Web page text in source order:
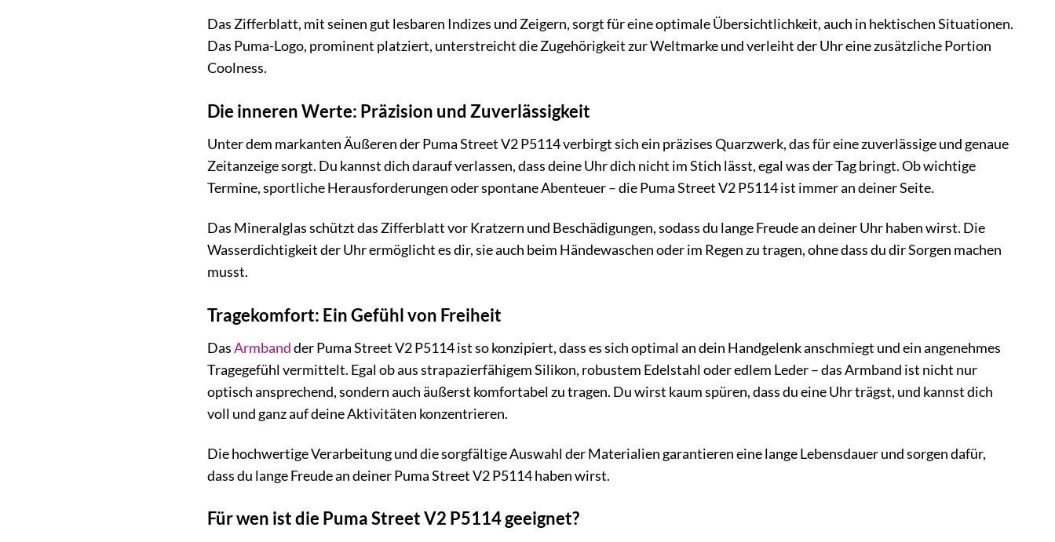
Das Zifferblatt, mit seinen gut lesbaren Indizes und Zeigern, sorgt für eine optimale Übersichtlichkeit, auch in hektischen Situationen.
Das Puma-Logo, prominent platziert, unterstreicht die Zugehörigkeit zur Weltmarke und verleiht der Uhr eine zusätzliche Portion
Coolness.
Die inneren Werte: Präzision und Zuverlässigkeit
Unter dem markanten Äußeren der Puma Street V2 P5114 verbirgt sich ein präzises Quarzwerk, das für eine zuverlässige und genaue
Zeitanzeige sorgt. Du kannst dich darauf verlassen, dass deine Uhr dich nicht im Stich lässt, egal was der Tag bringt. Ob wichtige
Termine, sportliche Herausforderungen oder spontane Abenteuer – die Puma Street V2 P5114 ist immer an deiner Seite.
Das Mineralglas schützt das Zifferblatt vor Kratzern und Beschädigungen, sodass du lange Freude an deiner Uhr haben wirst. Die
Wasserdichtigkeit der Uhr ermöglicht es dir, sie auch beim Händewaschen oder im Regen zu tragen, ohne dass du dir Sorgen machen
musst.
Tragekomfort: Ein Gefühl von Freiheit
DasArmbandder Puma Street V2 P5114 ist so konzipiert, dass es sich optimal an dein Handgelenk anschmiegt und ein angenehmes
Tragegefühl vermittelt. Egal ob aus strapazierfähigem Silikon, robustem Edelstahl oder edlem Leder – das Armband ist nicht nur
optisch ansprechend, sondern auch äußerst komfortabel zu tragen. Du wirst kaum spüren, dass du eine Uhr trägst, und kannst dich
voll und ganz auf deine Aktivitäten konzentrieren.
Die hochwertige Verarbeitung und die sorgfältige Auswahl der Materialien garantieren eine lange Lebensdauer und sorgen dafür,
dass du lange Freude an deiner Puma Street V2 P5114 haben wirst.
Für wen ist die Puma Street V2 P5114 geeignet?